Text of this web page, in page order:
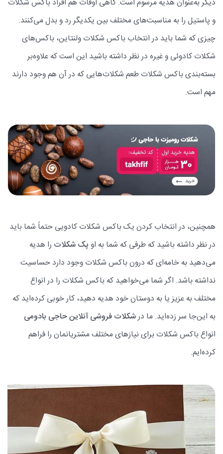
دیگر به‌عنوان هدیه مرسوم است. گاهی اوقات هم افراد باکس شکلات
و پاستیل را به مناسبت‌های مختلف بین یکدیگر رد و بدل می‌کنند.
چیزی که شما باید در انتخاب باکس شکلات ولنتاین، باکس‌های
شکلات کادوئی و غیره در نظر داشته باشید این است که علاوه‌بر
بسته‌بندی باکس شکلات طعم شکلات‌هایی که در آن هم وجود دارند
مهم است.
همچنین، در انتخاب کردن یک باکس شکلات کادویی حتماً شما باید
در نظر داشته باشید که طرفی که شما به اوپک شکلات را هدیه
می‌دهید به خامه‌ای که درون باکس شکلات وجود دارد حساسیت
نداشته باشد. اگر شما می‌خواهید که باکس شکلات را در انواع
مختلف به عزیز یا به دوستان خود هدیه دهید، کار خوبی کرده‌اید که
به این‌جا سر زده‌اید. ما درشکلات فروشی آنلاین حاجی بادومی
انواع باکس شکلات برای نیازهای مختلف مشتریانمان را فراهم
کرده‌ایم.